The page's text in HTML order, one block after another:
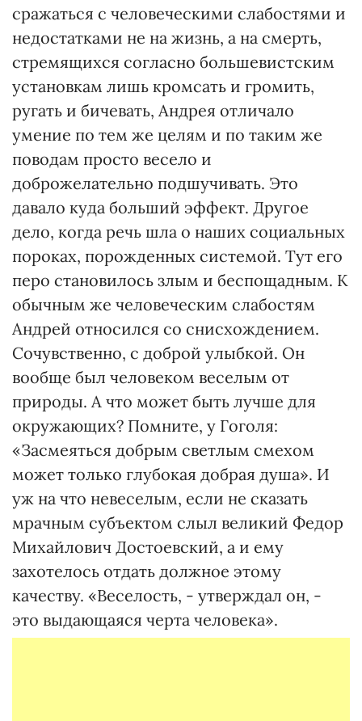
сражаться с человеческими слабостями и
недостатками не на жизнь, а на смерть,
стремящихся согласно большевистским
установкам лишь кромсать и громить,
ругать и бичевать, Андрея отличало
умение по тем же целям и по таким же
поводам просто весело и
доброжелательно подшучивать. Это
давало куда больший эффект. Другое
дело, когда речь шла о наших социальных
пороках, порожденных системой. Тут его
перо становилось злым и беспощадным. К
обычным же человеческим слабостям
Андрей относился со снисхождением.
Сочувственно, с доброй улыбкой. Он
вообще был человеком веселым от
природы. А что может быть лучше для
окружающих? Помните, у Гоголя:
«Засмеяться добрым светлым смехом
может только глубокая добрая душа». И
уж на что невеселым, если не сказать
мрачным субъектом слыл великий Федор
Михайлович Достоевский, а и ему
захотелось отдать должное этому
качеству. «Веселость, - утверждал он, -
это выдающаяся черта человека».